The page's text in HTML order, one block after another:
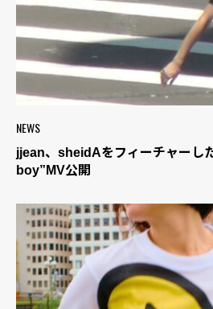
NEWS
jjean、sheidAをフィーチャーし
boy”MV公開